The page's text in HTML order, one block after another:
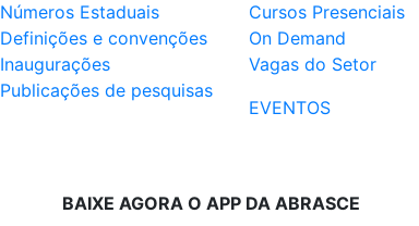
Números Estaduais
Definições e convenções
Inaugurações
Publicações de pesquisas
Cursos Presenciais
On Demand
Vagas do Setor
EVENTOS
BAIXE AGORA O APP DA ABRASCE